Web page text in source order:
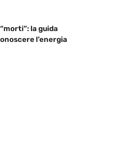
la guida
l’energia